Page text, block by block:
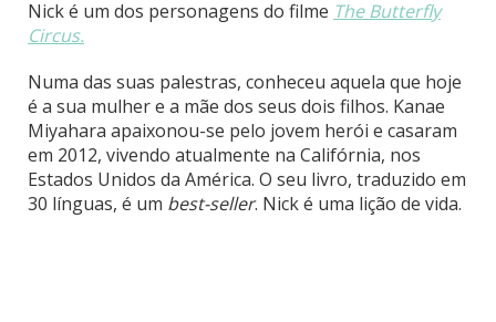
Nick é um dos personagens do filme The Butterfly
Circus.
Numa das suas palestras, conheceu aquela que hoje
é a sua mulher e a mãe dos seus dois filhos. Kanae
Miyahara apaixonou-se pelo jovem herói e casaram
em 2012, vivendo atualmente na Califórnia, nos
Estados Unidos da América. O seu livro, traduzido em
30 línguas, é um best-seller. Nick é uma lição de vida.